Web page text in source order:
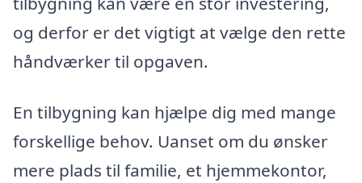
og derfor er det vigtigt at vælge den rette
håndværker til opgaven.
En tilbygning kan hjælpe dig med mange
forskellige behov. Uanset om du ønsker
mere plads til familie, et hjemmekontor,